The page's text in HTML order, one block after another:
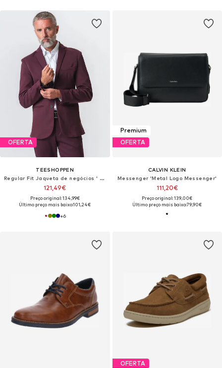
OFERTA
TEESHOPPEN
Regular Fit Jaqueta de negócios ' The Original '
121,49€
Preço original: 134,99€
Último preço mais baixo:101,24€
+6
Premium
OFERTA
CALVIN KLEIN
Messenger 'Metal Logo Messenger'
111,20€
Preço original: 139,00€
Último preço mais baixo:79,90€
OFERTA